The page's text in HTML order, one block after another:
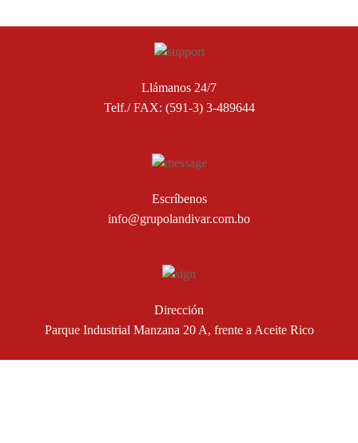
Llámanos 24/7
Telf./ FAX: (591-3) 3-489644
Escríbenos
info@grupolandivar.com.bo
Dirección
Parque Industrial Manzana 20 A, frente a Aceite Rico